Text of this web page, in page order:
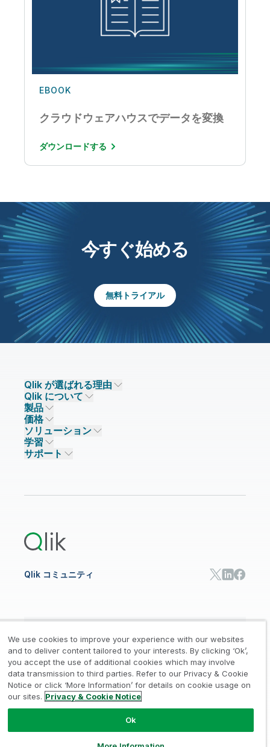
EBOOK
クラウドウェアハウスでデータを変換
ダウンロードする
今すぐ始める
無料トライアル
Qlik が選ばれる理由
Qlik が選ばれる理由
信頼とセキュリティ
信頼とプライバシー
信頼と AI
主なテクノロジーパートナー
データソースとターゲット
Qlik について
企業情報
採用情報
ニュースルーム
事業所 / 連絡先
製品
データ統合とデータ品質
Qlik Talend
Qlik Talend Cloud
Talend Data Fabric
Qlik Cloud Analytics
価格
データ統合
データ分析
AI / 機械学習
ソリューション
ソリューションパートナー
パートナー検索
学習
イベント
サポート
Qlik コミュニティ
法的規約 / プライバシーとクッキー通知 / 商標 /
Trust / 利用規約 / 個人情報取り扱い申請
© 1993-2026 QlikTech International
AB, All Rights Reserved
We use cookies to improve your experience with our websites
and to deliver content tailored to your interests. By clicking ‘Ok’,
you accept the use of additional cookies which may involve
data transmission to third parties. Refer to our Privacy & Cookie
Notice or click ‘More Information’ for details on cookie usage on
our sites. Privacy & Cookie Notice
Ok